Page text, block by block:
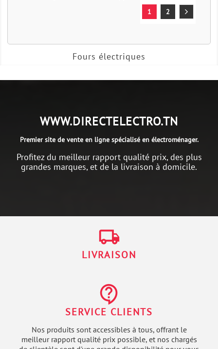
1 2
Fours électriques
WWW.DIRECTELECTRO.TN
Premier site de vente en ligne spécialisé en électroménager.
Profitez du meilleur rapport qualité prix, des plus
grandes marques, et de la livraison à domicile.
local_shipping
LIVRAISON
contact_support
SERVICE CLIENTS
Nos produits sont accessibles à tous, offrant le
meilleur rapport qualité prix possible, et nos chargés